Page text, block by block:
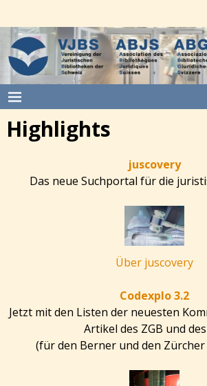
Highlights
juscovery
Das neue Suchportal für die
Über juscovery
Codexplo 3.2
Jetzt mit den Listen der neuesten
Artikel des ZGB und
(für den Berner und den